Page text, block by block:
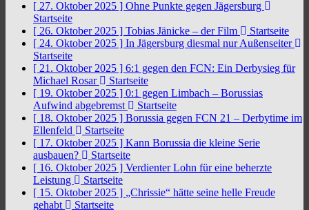
[ 27. Oktober 2025 ] Ohne Punkte gegen Jägersburg
Startseite
[ 26. Oktober 2025 ] Tobias Jänicke – der Film
Startseite
[ 24. Oktober 2025 ] In Jägersburg diesmal nur Außenseiter
Startseite
[ 21. Oktober 2025 ] 6:1 gegen den FCN: Ein Derbysieg für
Michael Rosar
Startseite
[ 19. Oktober 2025 ] 0:1 gegen Limbach – Borussias
Aufwind abgebremst
Startseite
[ 18. Oktober 2025 ] Borussia gegen FCN 21 – Derbytime im
Ellenfeld
Startseite
[ 17. Oktober 2025 ] Kann Borussia die kleine Serie
ausbauen?
Startseite
[ 16. Oktober 2025 ] Verdienter Lohn für eine beherzte
Leistung
Startseite
[ 15. Oktober 2025 ] „Chrissie“ hätte seine helle Freude
gehabt
Startseite